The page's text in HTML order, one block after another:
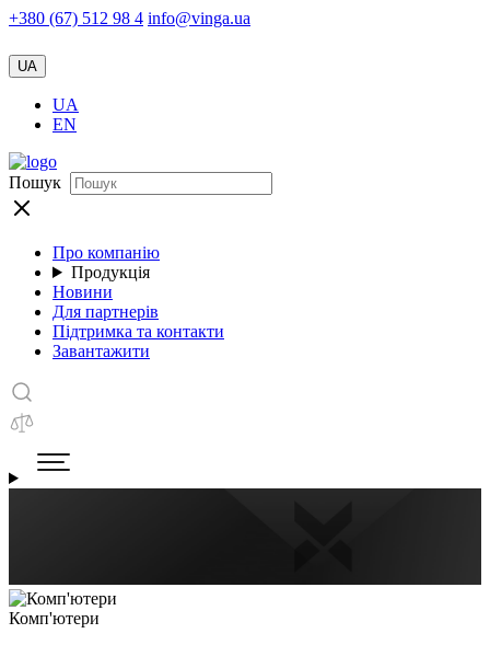
+380 (67) 512 98 4 info@vinga.ua
UA
UA
EN
Пошук
Про компанію
Продукція
Новини
Для партнерів
Підтримка та контакти
Завантажити
Комп'ютери